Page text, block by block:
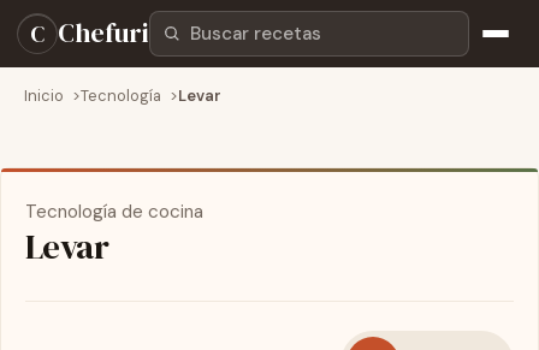
C ChefuriBuscar recetas
Inicio Tecnología Levar
Tecnología de cocina
Levar